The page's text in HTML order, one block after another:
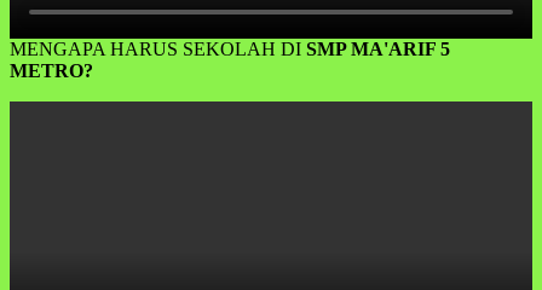
MENGAPA HARUS SEKOLAH DI SMP MA'ARIF 5
METRO?